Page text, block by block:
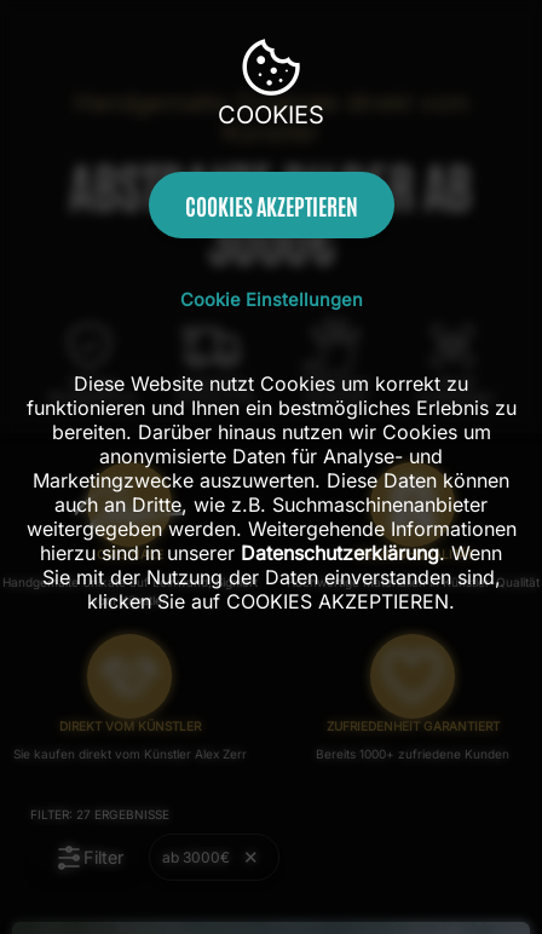
Handgemalte Originale direkt vom
Künstler
ABSTRAKTE BILDER AB
3000€
100 Tage
Rückgaberecht
Kostenloser
Versand in DE
100% echte
Handarbeit
Mit AR
Probehängen
ORIGINALE
Handgemalte Unikate auf Leinwand, Signiert
vom Künstler.
PREMIUM-QUALITÄT
Hochwertige Materialien in Künstler-Qualität
DIREKT VOM KÜNSTLER
Sie kaufen direkt vom Künstler Alex Zerr
ZUFRIEDENHEIT GARANTIERT
Bereits 1000+ zufriedene Kunden
FILTER: 27 ERGEBNISSE
Filter ab 3000€
COOKIES
COOKIES AKZEPTIEREN
Cookie Einstellungen
Diese Website nutzt Cookies um korrekt zu
funktionieren und Ihnen ein bestmögliches Erlebnis zu
bereiten. Darüber hinaus nutzen wir Cookies um
anonymisierte Daten für Analyse- und
Marketingzwecke auszuwerten. Diese Daten können
auch an Dritte, wie z.B. Suchmaschinenanbieter
weitergegeben werden. Weitergehende Informationen
hierzu sind in unserer Datenschutzerklärung. Wenn
Sie mit der Nutzung der Daten einverstanden sind,
klicken Sie auf COOKIES AKZEPTIEREN.